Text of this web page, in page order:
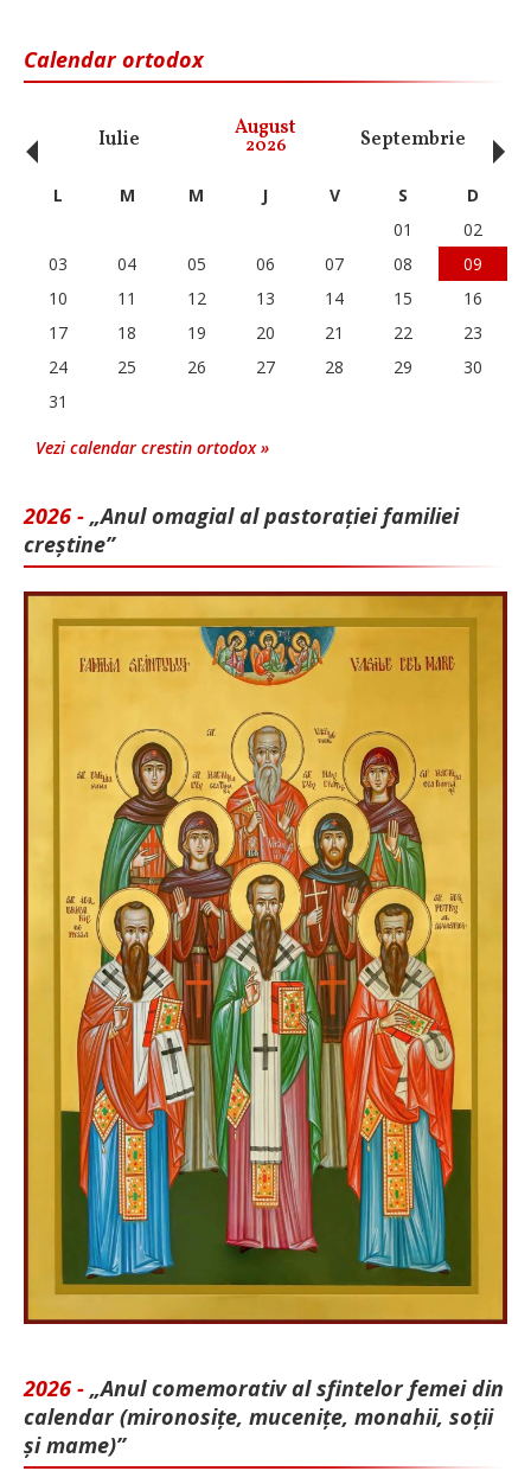
Calendar ortodox
Iulie August
2026 Septembrie
‹ L M M J V S
D
01
02
03
04 05 06 07 08
09
10
11 12 13 14 15
16
17
18 19 20 21 22
23
24
25 26 27 28 29
30
31
Vezi calendar crestin ortodox »
2026 - „Anul omagial al pastorației familiei
creștine”
2026 - „Anul comemorativ al sfintelor femei din
calendar (mironosițe, mu­cenițe, monahii, soții
și mame)”